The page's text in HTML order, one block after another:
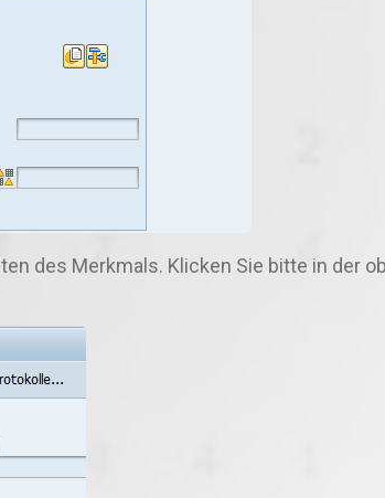
des Merkmals. Klicken Sie bitte in der